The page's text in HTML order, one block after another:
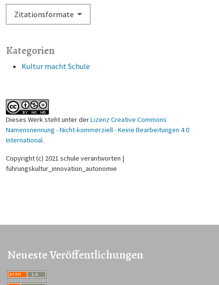
Kategorien
Kultur macht Schule
Zitationsformate
Dieses Werk steht unter derLizenz Creative Commons
Namensnennung - Nicht-kommerziell - Keine Bearbeitungen 4.0
International.
Copyright (c) 2021 schule verantworten |
führungskultur_innovation_autonomie
Neueste Veröffentlichungen